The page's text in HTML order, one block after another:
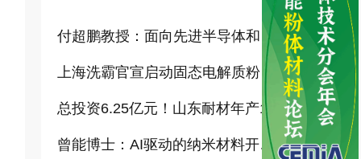
付超鹏教授：面向先进半导体和大健康产业的高纯超细氧化铝研发（报告）
上海洗霸官宣启动固态电解质粉体产业化项目
曾能博士：AI驱动的纳米材料开发新范式技术研究及基地建设（报告）